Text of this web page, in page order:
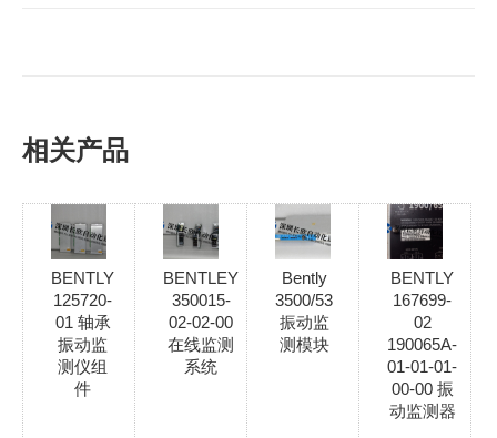
相关产品
BENTLY
125720-
01 轴承
振动监
测仪组
件
BENTLEY
350015-
02-02-00
在线监测
系统
Bently
3500/53
振动监
测模块
BENTLY
167699-
02
190065A-
01-01-01-
00-00 振
动监测器